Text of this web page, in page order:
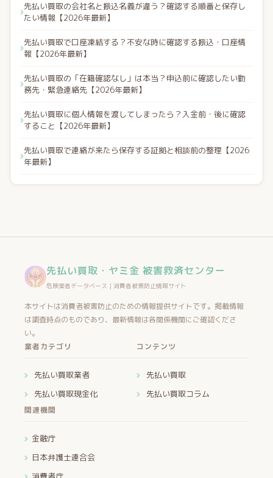
先払い買取の会社名と振込名義が違う？確認する順番と保存し
たい情報【2026年最新】
先払い買取で口座凍結する？不安な時に確認する振込・口座情
報【2026年最新】
先払い買取の「在籍確認なし」は本当？申込前に確認したい勤
務先・緊急連絡先【2026年最新】
先払い買取に個人情報を渡してしまったら？入金前・後に確認
すること【2026年最新】
先払い買取で連絡が来たら保存する証拠と相談前の整理【2026
年最新】
先払い買取・ヤミ金 被害救済センター
危険業者データベース｜消費者被害防止情報サイト
本サイトは消費者被害防止のための情報提供サイトです。掲載情報
は調査時点のものであり、最新情報は各関係機関にご確認くださ
い。
業者カテゴリ
先払い買取業者
先払い買取現金化
コンテンツ
先払い買取
先払い買取コラム
関連機関
金融庁
日本弁護士連合会